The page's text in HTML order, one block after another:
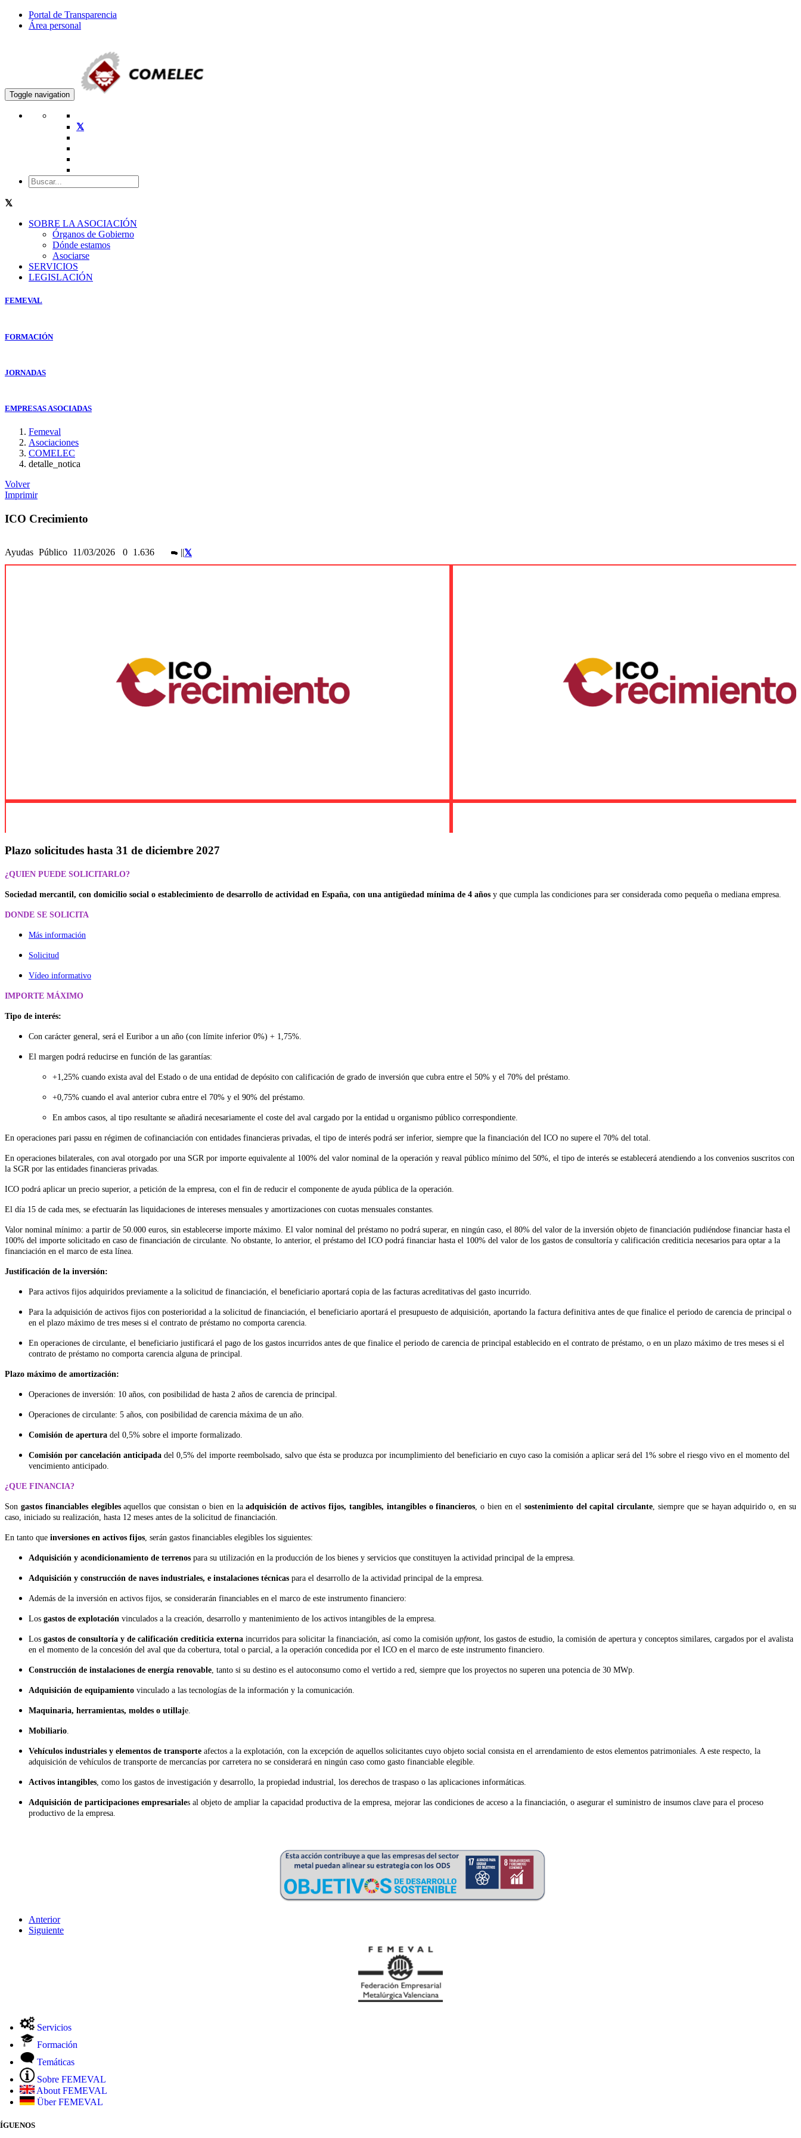
Portal de Transparencia
Área personal
Toggle navigation
SOBRE LA ASOCIACIÓN
Órganos de Gobierno
Dónde estamos
Asociarse
SERVICIOS
LEGISLACIÓN
FEMEVAL
FORMACIÓN
JORNADAS
EMPRESAS ASOCIADAS
Femeval
Asociaciones
COMELEC
detalle_notica
Volver
Imprimir
ICO Crecimiento
Ayudas Público 11/03/2026 0 1.636
Plazo solicitudes hasta 31 de diciembre 2027
¿QUIEN PUEDE SOLICITARLO?
Sociedad mercantil, con domicilio social o establecimiento de desarrollo de actividad en España, con una antigüedad mínima de 4 años y que cumpla las condiciones para ser considerada como pequeña o mediana empresa.
DONDE SE SOLICITA
Más información
Solicitud
Vídeo informativo
IMPORTE MÁXIMO
Tipo de interés:
Con carácter general, será el Euribor a un año (con límite inferior 0%) + 1,75%.
El margen podrá reducirse en función de las garantías:
+1,25% cuando exista aval del Estado o de una entidad de depósito con calificación de grado de inversión que cubra entre el 50% y el 70% del préstamo.
+0,75% cuando el aval anterior cubra entre el 70% y el 90% del préstamo.
En ambos casos, al tipo resultante se añadirá necesariamente el coste del aval cargado por la entidad u organismo público correspondiente.
En operaciones pari passu en régimen de cofinanciación con entidades financieras privadas, el tipo de interés podrá ser inferior, siempre que la financiación del ICO no supere el 70% del total.
En operaciones bilaterales, con aval otorgado por una SGR por importe equivalente al 100% del valor nominal de la operación y reaval público mínimo del 50%, el tipo de interés se establecerá atendiendo a los convenios suscritos con
la SGR por las entidades financieras privadas.
ICO podrá aplicar un precio superior, a petición de la empresa, con el fin de reducir el componente de ayuda pública de la operación.
El día 15 de cada mes, se efectuarán las liquidaciones de intereses mensuales y amortizaciones con cuotas mensuales constantes.
Valor nominal mínimo: a partir de 50.000 euros, sin establecerse importe máximo. El valor nominal del préstamo no podrá superar, en ningún caso, el 80% del valor de la inversión objeto de financiación pudiéndose financiar hasta el
100% del importe solicitado en caso de financiación de circulante. No obstante, lo anterior, el préstamo del ICO podrá financiar hasta el 100% del valor de los gastos de consultoría y calificación crediticia necesarios para optar a la
financiación en el marco de esta línea.
Justificación de la inversión:
Para activos fijos adquiridos previamente a la solicitud de financiación, el beneficiario aportará copia de las facturas acreditativas del gasto incurrido.
Para la adquisición de activos fijos con posterioridad a la solicitud de financiación, el beneficiario aportará el presupuesto de adquisición, aportando la factura definitiva antes de que finalice el periodo de carencia de principal o
en el plazo máximo de tres meses si el contrato de préstamo no comporta carencia.
En operaciones de circulante, el beneficiario justificará el pago de los gastos incurridos antes de que finalice el periodo de carencia de principal establecido en el contrato de préstamo, o en un plazo máximo de tres meses si el
contrato de préstamo no comporta carencia alguna de principal.
Plazo máximo de amortización:
Operaciones de inversión: 10 años, con posibilidad de hasta 2 años de carencia de principal.
Operaciones de circulante: 5 años, con posibilidad de carencia máxima de un año.
Comisión de apertura del 0,5% sobre el importe formalizado.
Comisión por cancelación anticipada del 0,5% del importe reembolsado, salvo que ésta se produzca por incumplimiento del beneficiario en cuyo caso la comisión a aplicar será del 1% sobre el riesgo vivo en el momento del
vencimiento anticipado.
¿QUE FINANCIA?
Son gastos financiables elegiblesaquellos que consistan o bien en laadquisición de activos fijos, tangibles, intangibles o financieros , o bien en el sostenimiento del capital circulante , siempre que se hayan adquirido o, en su
caso, iniciado su realización, hasta 12 meses antes de la solicitud de financiación.
En tanto que inversiones en activos fijos , serán gastos financiables elegibles los siguientes:
Adquisición y acondicionamiento de terrenos para su utilización en la producción de los bienes y servicios que constituyen la actividad principal de la empresa.
Adquisición y construcción de naves industriales, e instalaciones técnicas para el desarrollo de la actividad principal de la empresa.
Además de la inversión en activos fijos, se considerarán financiables en el marco de este instrumento financiero:
Los gastos de explotación vinculados a la creación, desarrollo y mantenimiento de los activos intangibles de la empresa.
Los gastos de consultoría y de calificación crediticia externa incurridos para solicitar la financiación, así como la comisión upfront , los gastos de estudio, la comisión de apertura y conceptos similares, cargados por el avalista
en el momento de la concesión del aval que da cobertura, total o parcial, a la operación concedida por el ICO en el marco de este instrumento financiero.
Construcción de instalaciones de energía renovable , tanto si su destino es el autoconsumo como el vertido a red, siempre que los proyectos no superen una potencia de 30 MWp.
Adquisición de equipamiento vinculado a las tecnologías de la información y la comunicación.
Maquinaria, herramientas, moldes o utillaje.
Mobiliario
Vehículos industriales y elementos de transporte afectos a la explotación, con la excepción de aquellos solicitantes cuyo objeto social consista en el arrendamiento de estos elementos patrimoniales. A este respecto, la
adquisición de vehículos de transporte de mercancías por carretera no se considerará en ningún caso como gasto financiable elegible.
Activos intangibles , como los gastos de investigación y desarrollo, la propiedad industrial, los derechos de traspaso o las aplicaciones informáticas.
Adquisición de participaciones empresariales al objeto de ampliar la capacidad productiva de la empresa, mejorar las condiciones de acceso a la financiación, o asegurar el suministro de insumos clave para el proceso
productivo de la empresa.
Anterior
Siguiente
Servicios
Formación
Temáticas
Sobre FEMEVAL
About FEMEVAL
Über FEMEVAL